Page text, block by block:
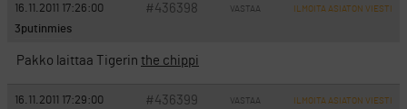
16.11.2011 17:26:00 #436398 VASTAA ILMOITA ASIATON VIESTI
3putinmies
Pakko laittaa Tigerin the chippi
16.11.2011 17:29:00 #436399 VASTAA ILMOITA ASIATON VIESTI